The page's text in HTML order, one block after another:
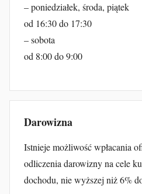
– poniedziałek, środa, piątek
od 16:30 do 17:30
– sobota
od 8:00 do 9:00
Darowizna
Istnieje możliwość wpłacania
odliczenia darowizny na cele
dochodu, nie wyższej niż 6%